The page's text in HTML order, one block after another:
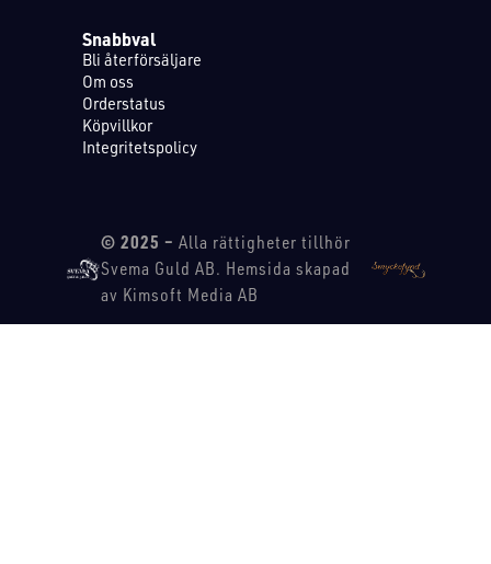
Snabbval
Bli återförsäljare
Om oss
Orderstatus
Köpvillkor
Integritetspolicy
© 2025 – Alla rättigheter tillhör
Svema Guld AB. Hemsida skapad
av Kimsoft Media AB